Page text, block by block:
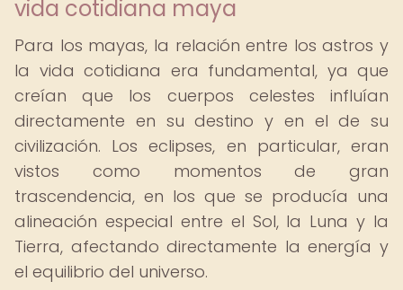
vida cotidiana maya
Para los mayas, la relación entre los astros y
la vida cotidiana era fundamental, ya que
creían que los cuerpos celestes influían
directamente en su destino y en el de su
civilización. Los eclipses, en particular, eran
vistos como momentos de gran
trascendencia, en los que se producía una
alineación especial entre el Sol, la Luna y la
Tierra, afectando directamente la energía y
el equilibrio del universo.